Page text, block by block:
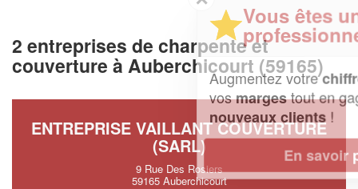
2 entreprises de charpente et
couverture à Auberchicourt (59165)
ENTREPRISE VAILLANT COUVERTURE
(SARL)
9 Rue Des Rosiers
59165 Auberchicourt
Vous êtes un
professionnel ?
Augmentez votrechiffre d'affaireset
vosmargestout en gagnant de
nouveaux clients!
En savoir plus